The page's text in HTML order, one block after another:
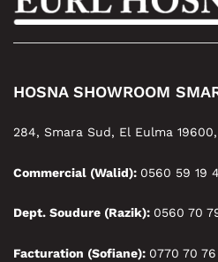
HOSNA SHOWROOM
284, Smara Sud, El Eulma
Commercial (Walid): 0560 59 19
Dept. Soudure (Razik): 0560 70
Facturation (Sofiane): 0770 70